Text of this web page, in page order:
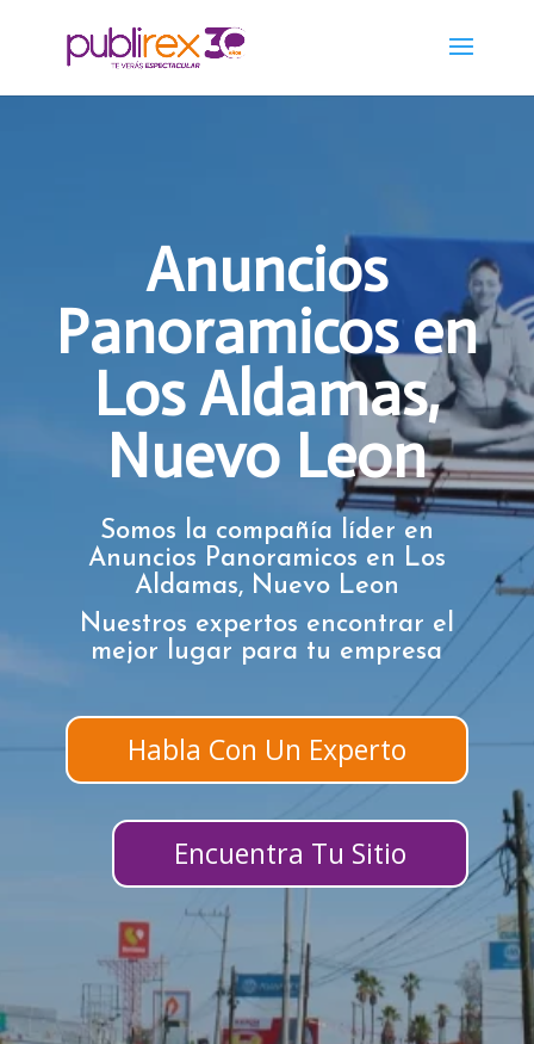
Anuncios
Panoramicos en
Los Aldamas,
Nuevo Leon
Somos la compañía líder en
Anuncios Panoramicos en Los
Aldamas, Nuevo Leon
Nuestros expertos encontrar el
mejor lugar para tu empresa
Habla Con Un Experto
Encuentra Tu Sitio